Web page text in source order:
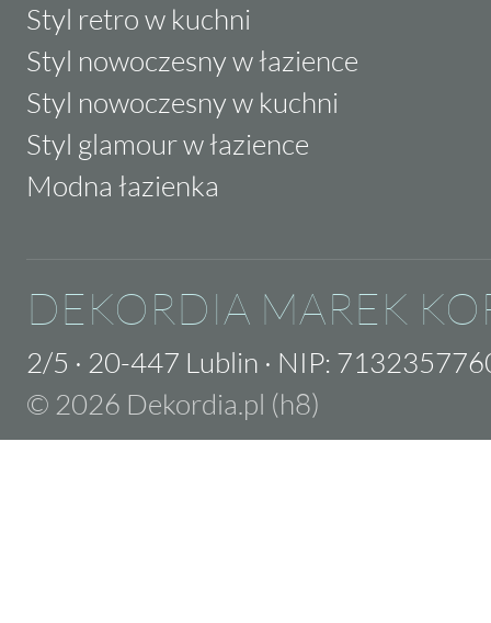
Styl retro w kuchni
Styl nowoczesny w łazience
Styl nowoczesny w kuchni
Styl glamour w łazience
Modna łazienka
DEKORDIA MAREK
2/5 · 20-447 Lublin · NIP:
© 2026 Dekordia.pl (h8)